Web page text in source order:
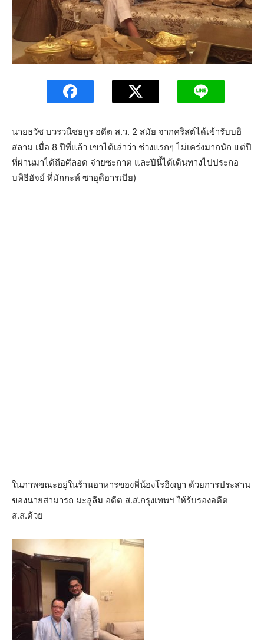
นายธวัช บวรวนิชยกูร อดีต ส.ว. 2 สมัย จากคริสต์ได้เข้ารับบอิ
สลาม เมื่อ 8 ปีที่แล้ว เขาได้เล่าว่า ช่วงแรกๆ ไม่เคร่งมากนัก แต่ปี
ที่ผ่านมาได้ถือศีลอด จ่ายซะกาต และปีนี้ได้เดินทางไปประกอ
บพิธีฮัจย์ ที่มักกะห์ ซาอุดิอารเบีย)
ในภาพขณะอยู่ในร้านอาหารของพี่น้องโรฮิงญา ด้วยการประสาน
ของนายสามารถ มะลูลีม อดีต ส.ส.กรุงเทพฯ ให้รับรองอดีต
ส.ส.ด้วย